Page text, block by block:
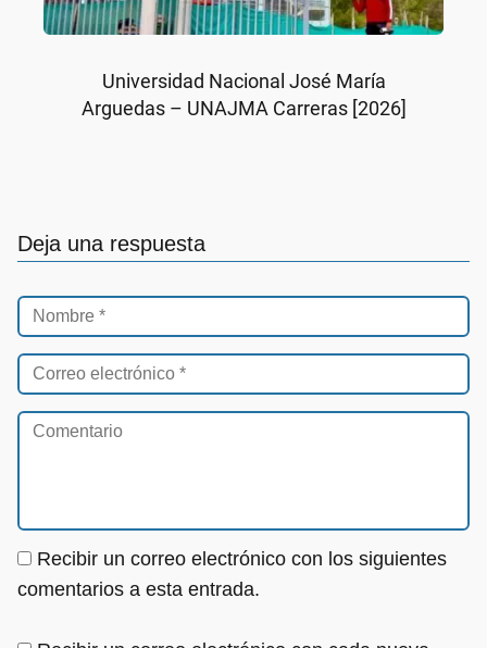
Universidad Nacional José María
Arguedas – UNAJMA Carreras [2026]
Deja una respuesta
Recibir un correo electrónico con los siguientes
comentarios a esta entrada.